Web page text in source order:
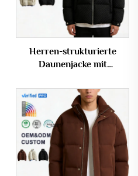
Herren-strukturierte
Daunenjacke mit
Logo, OEM